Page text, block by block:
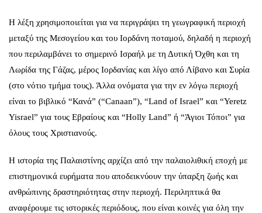
Η λέξη χρησιμοποιείται για να περιγράψει τη γεωγραφική περιοχή
μεταξύ της Μεσογείου και του Ιορδάνη ποταμού, δηλαδή η περιοχή
που περιλαμβάνει το σημερινό Ισραήλ με τη Δυτική Όχθη και τη
Λωρίδα της Γάζας, μέρος Ιορδανίας και λίγο από Λίβανο και Συρία
(στο νότιο τμήμα τους). Άλλα ονόματα για την εν λόγω περιοχή
είναι το βιβλικό “Κανά” (“Canaan”), “Land of Israel” και “Yeretz
Yisrael” για τους Εβραίους και “Holly Land” ή “Άγιοι Τόποι” για
όλους τους Χριστιανούς.
Η ιστορία της Παλαιστίνης αρχίζει από την παλαιολιθική εποχή με
επιστημονικά ευρήματα που αποδεικνύουν την ύπαρξη ζωής και
ανθρώπινης δραστηριότητας στην περιοχή. Περιληπτικά θα
αναφέρουμε τις ιστορικές περιόδους, που είναι κοινές για όλη την